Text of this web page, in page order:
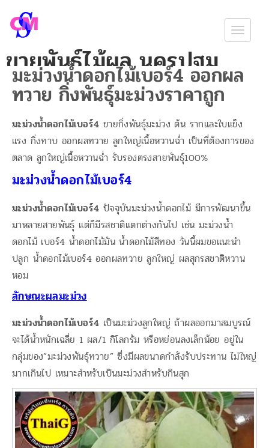
ขายพันธุ์ไม้ผล นครปฐม
พันธุ์ไม้ผล ไม้ป่า ราคาถูก จัดส่งถึงบ้าน
มะม่วงน้ำดอกไม้เบอร์4 ออกผล
ทวาย กิ่งพันธุ์มะม่วงราคาถูก
มะม่วงน้ำดอกไม้เบอร์4 ขายกิ่งพันธุ์มะม่วง ต้น รากและใบแข็ง
แรง กิ่งทาบ ออกผลทวาย ลูกใหญ่เนื้อหวานฉ่ำ เป็นที่ต้องการของ
ตลาด ลูกใหญ่เนื้อหวานฉ่ำ รับรองตรงสายพันธุ์100%
มะม่วงน้ำดอกไม้เบอร์4
มะม่วงน้ำดอกไม้เบอร์4 ปัจจุบันมะม่วงน้ำดอกไม้ มีการพัฒนาขึ้น
มาหลายสายพันธุ์ แต่ก็มีรสชาติแตกต่างกันไป เช่น มะม่วงน้ำ
ดอกไม้ เบอร์4 น้ำดอกไมัมัน น้ำดอกไม้สีทอง วันนี้ผมขอแนะนำ
ปลูก น้ำดอกไม้เบอร์4 ออกผลทวาย ลูกใหญ่ ผลสุกรสชาติหวาน
หอม
ลักษณะผลมะม่วง
มะม่วงน้ำดอกไม้เบอร์4 เป็นมะม่วงลูกใหญ่ ถ้าผลออกมาสมบูรณ์
จะได้น้ำหนักเฉลี่ย 1 ผล/1 กิโลกรัม หรือหย่อนลงเล็กน้อย อยู่ใน
กลุ่มของ”มะม่วงพันธุ์ทวาย” ซึ่งมีผลขนาดกำลังรับประทาน ไม่ใหญ่
มากเกินไป เหมาะสำหรับเป็นมะม่วงสำหรับกินสุก